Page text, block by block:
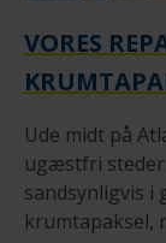
VORES
Ude midt på
ugæstfri
sandsynligvis i
krumtapaksel,